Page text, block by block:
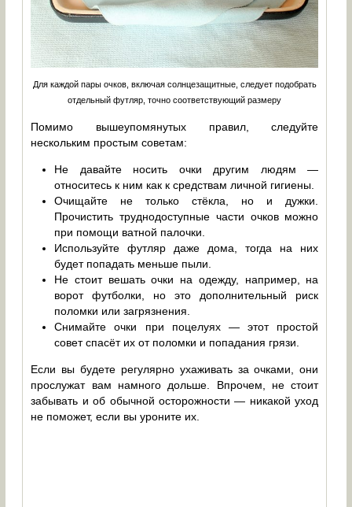
Для каждой пары очков, включая солнцезащитные, следует подобрать
отдельный футляр, точно соответствующий размеру
Помимо вышеупомянутых правил, следуйте
нескольким простым советам:
Не давайте носить очки другим людям —
относитесь к ним как к средствам личной гигиены.
Очищайте не только стёкла, но и дужки.
Прочистить труднодоступные части очков можно
при помощи ватной палочки.
Используйте футляр даже дома, тогда на них
будет попадать меньше пыли.
Не стоит вешать очки на одежду, например, на
ворот футболки, но это дополнительный риск
поломки или загрязнения.
Снимайте очки при поцелуях — этот простой
совет спасёт их от поломки и попадания грязи.
Если вы будете регулярно ухаживать за очками, они
прослужат вам намного дольше. Впрочем, не стоит
забывать и об обычной осторожности — никакой уход
не поможет, если вы уроните их.